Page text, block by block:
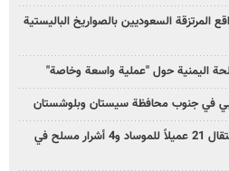
السعوديين بالصواريخ الباليستية
اليمنية حول "عملية واسعة وخاصة"
في جنوب محافظة سيستان وبلوشستان
وزارة الأمن الإيرانية: اعتقال 21 عميلاً للموساد و4 أشرار مسلح في